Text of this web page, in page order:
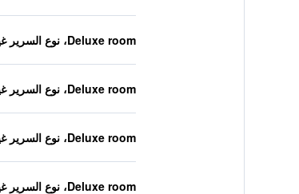
Deluxe room، نوع السرير غير معروف
Deluxe room، نوع السرير غير معروف
Deluxe room، نوع السرير غير معروف
Deluxe room، نوع السرير غير معروف